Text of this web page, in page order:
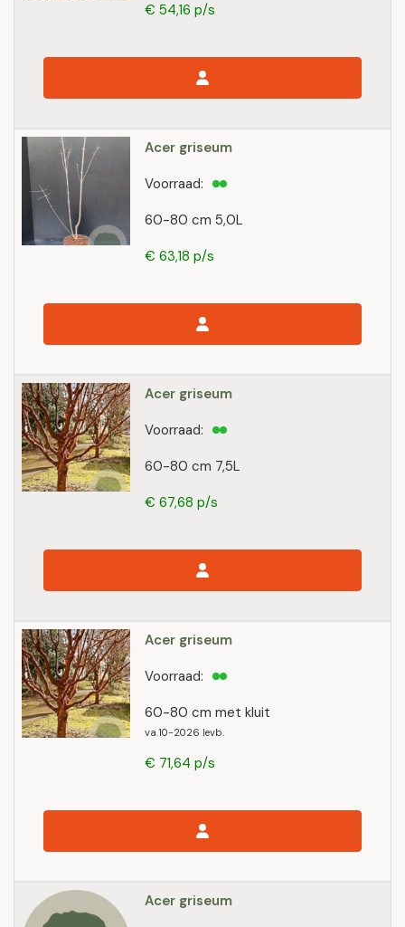
€ 54,16 p/s
Acer griseum
60-80 cm 5,0L
Voorraad:
€ 63,18 p/s
Acer griseum
60-80 cm 7,5L
Voorraad:
€ 67,68 p/s
Acer griseum
60-80 cm met kluit
va.10-2026 levb.
Voorraad:
€ 71,64 p/s
Acer griseum